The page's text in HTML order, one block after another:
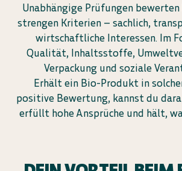
Unabhängige Prüfungen
strengen Kriterien – sachlich,
wirtschaftliche Interessen. Im
Qualität, Inhaltsstoffe,
Verpackung und soziale
Erhält ein Bio-Produkt in
positive Bewertung, kannst du
erfüllt hohe Ansprüche und hält,